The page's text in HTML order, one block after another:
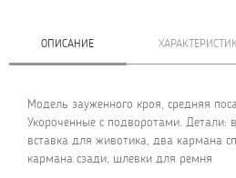
ОПИСАНИЕ
Модель зауженного кроя, средняя
Укороченные с подворотами. Детали:
вставка для животика, два кармана
кармана сзади, шлевки для ремня